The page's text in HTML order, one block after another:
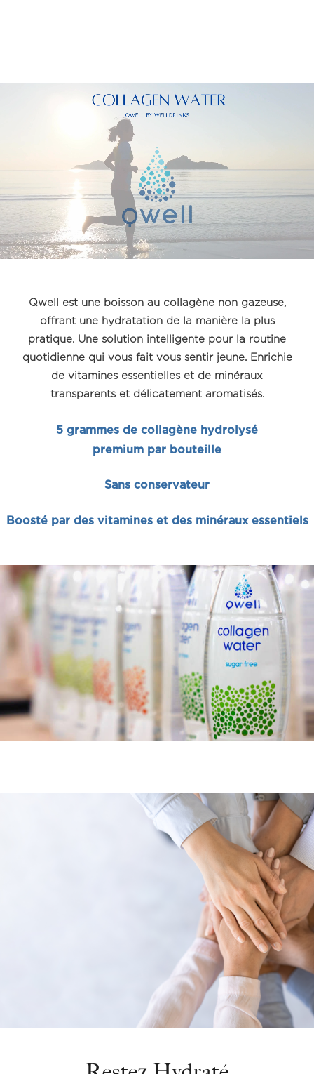
Qwell est une boisson au collagène non gazeuse,
offrant une hydratation de la manière la plus
pratique. Une solution intelligente pour la routine
quotidienne qui vous fait vous sentir jeune.Enrichie
de vitamines essentielles et de minéraux
transparents et délicatement aromatisés.
5 grammes de collagène hydrolysé
premium par bouteille
Sans conservateur
Boosté par des vitamines et des minéraux essentiels